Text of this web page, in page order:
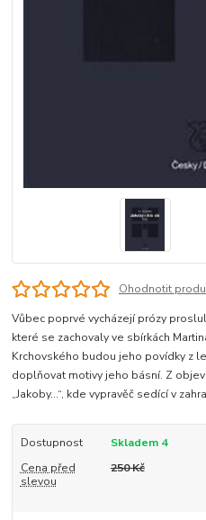
Ohodnotit
Vůbec poprvé vycházejí prózy
které se zachovaly ve sbírkách
Krchovského budou jeho povídky z
doplňovat motivy jeho básní. Z
„Jakoby…“, kde vypravěč sedící v
Dostupnost
Skladem 4
Cena před
slevou
250 Kč